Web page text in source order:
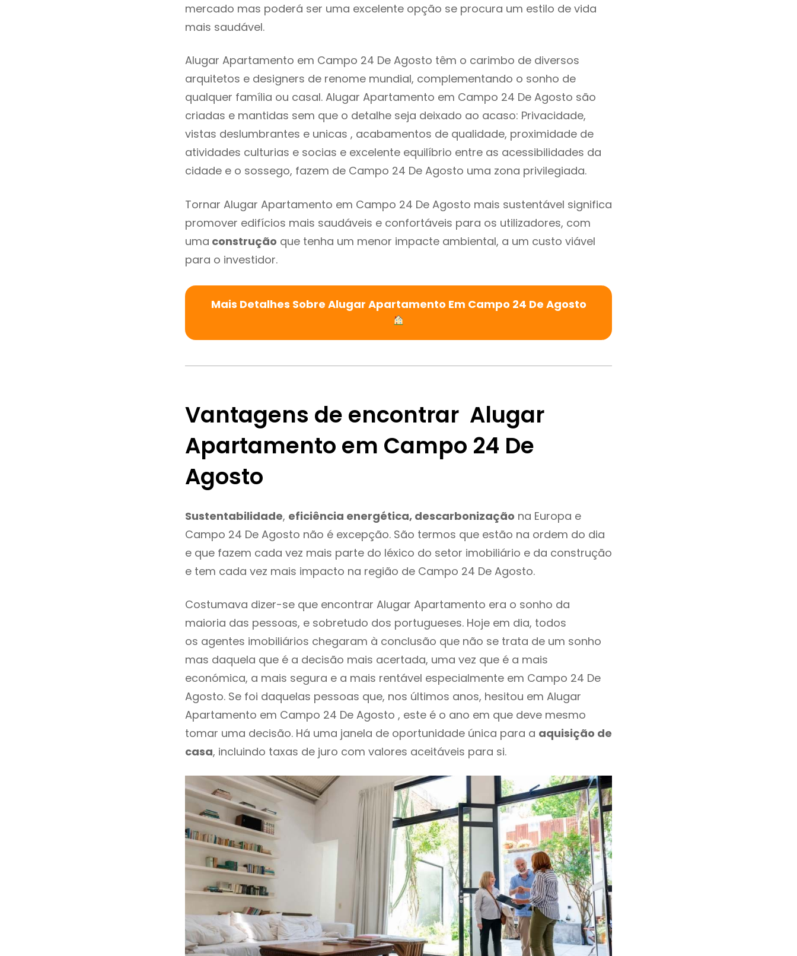
mercado mas poderá ser uma excelente opção se procura um estilo de vida
mais saudável.
Alugar Apartamento em Campo 24 De Agosto têm o carimbo de diversos
arquitetos e designers de renome mundial, complementando o sonho de
qualquer família ou casal. Alugar Apartamento em Campo 24 De Agosto são
criadas e mantidas sem que o detalhe seja deixado ao acaso: Privacidade,
vistas deslumbrantes e unicas , acabamentos de qualidade, proximidade de
atividades culturias e socias e excelente equilíbrio entre as acessibilidades da
cidade e o sossego, fazem de Campo 24 De Agosto uma zona privilegiada.
Tornar Alugar Apartamento em Campo 24 De Agosto mais sustentável significa
promover edifícios mais saudáveis e confortáveis para os utilizadores, com
uma construção que tenha um menor impacte ambiental, a um custo viável
para o investidor.
Mais Detalhes Sobre Alugar Apartamento Em Campo 24 De Agosto
Vantagens de encontrar Alugar
Apartamento em Campo 24 De
Agosto
Sustentabilidade, eficiência energética, descarbonização na Europa e
Campo 24 De Agosto não é excepção. São termos que estão na ordem do dia
e que fazem cada vez mais parte do léxico do setor imobiliário e da construção
e tem cada vez mais impacto na região de Campo 24 De Agosto.
Costumava dizer-se que encontrar Alugar Apartamento era o sonho da
maioria das pessoas, e sobretudo dos portugueses. Hoje em dia, todos
os agentes imobiliários chegaram à conclusão que não se trata de um sonho
mas daquela que é a decisão mais acertada, uma vez que é a mais
económica, a mais segura e a mais rentável especialmente em Campo 24 De
Agosto. Se foi daquelas pessoas que, nos últimos anos, hesitou em Alugar
Apartamento em Campo 24 De Agosto , este é o ano em que deve mesmo
tomar uma decisão. Há uma janela de oportunidade única para a aquisição de
casa, incluindo taxas de juro com valores aceitáveis para si.